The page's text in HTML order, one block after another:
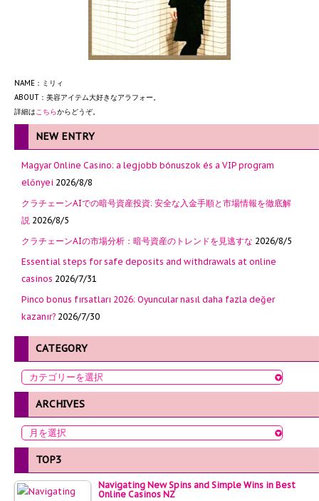
NAME：ミリィ
ABOUT：美容アイテム大好きなアラフォー。
詳細はこちらからどうぞ。
NEW ENTRY
Magyar Online Casino: a legjobb bónuszok és a VIP program
előnyei 2026/8/8
クラチェーンAIでの暗号資産投資: 安全な入金手順と市場情報を徹底解
説 2026/8/5
クラチェーンAIの市場分析：暗号資産のトレンドを見逃すな 2026/8/5
Essential steps for safe deposits and withdrawals at online
casinos 2026/7/31
Pinco bonus fırsatları 2026: Oyuncular nasıl daha fazla değer
kazanır? 2026/7/30
CATEGORY
ARCHIVES
TOP3
Navigating New Spins and Simple Wins in Best
Online Casinos NZ